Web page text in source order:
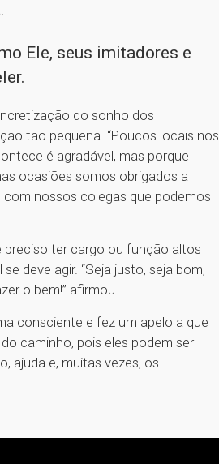
Ele, seus imitadores e
do sonho dos
tão pequena. “Poucos locais nos
é agradável, mas porque
ocasiões somos obrigados a
com nossos colegas que podemos
preciso ter cargo ou função altos
deve agir. “Seja justo, seja bom,
o bem!” afirmou.
consciente e fez um apelo a que
caminho, pois eles podem ser
ajuda e, muitas vezes, os